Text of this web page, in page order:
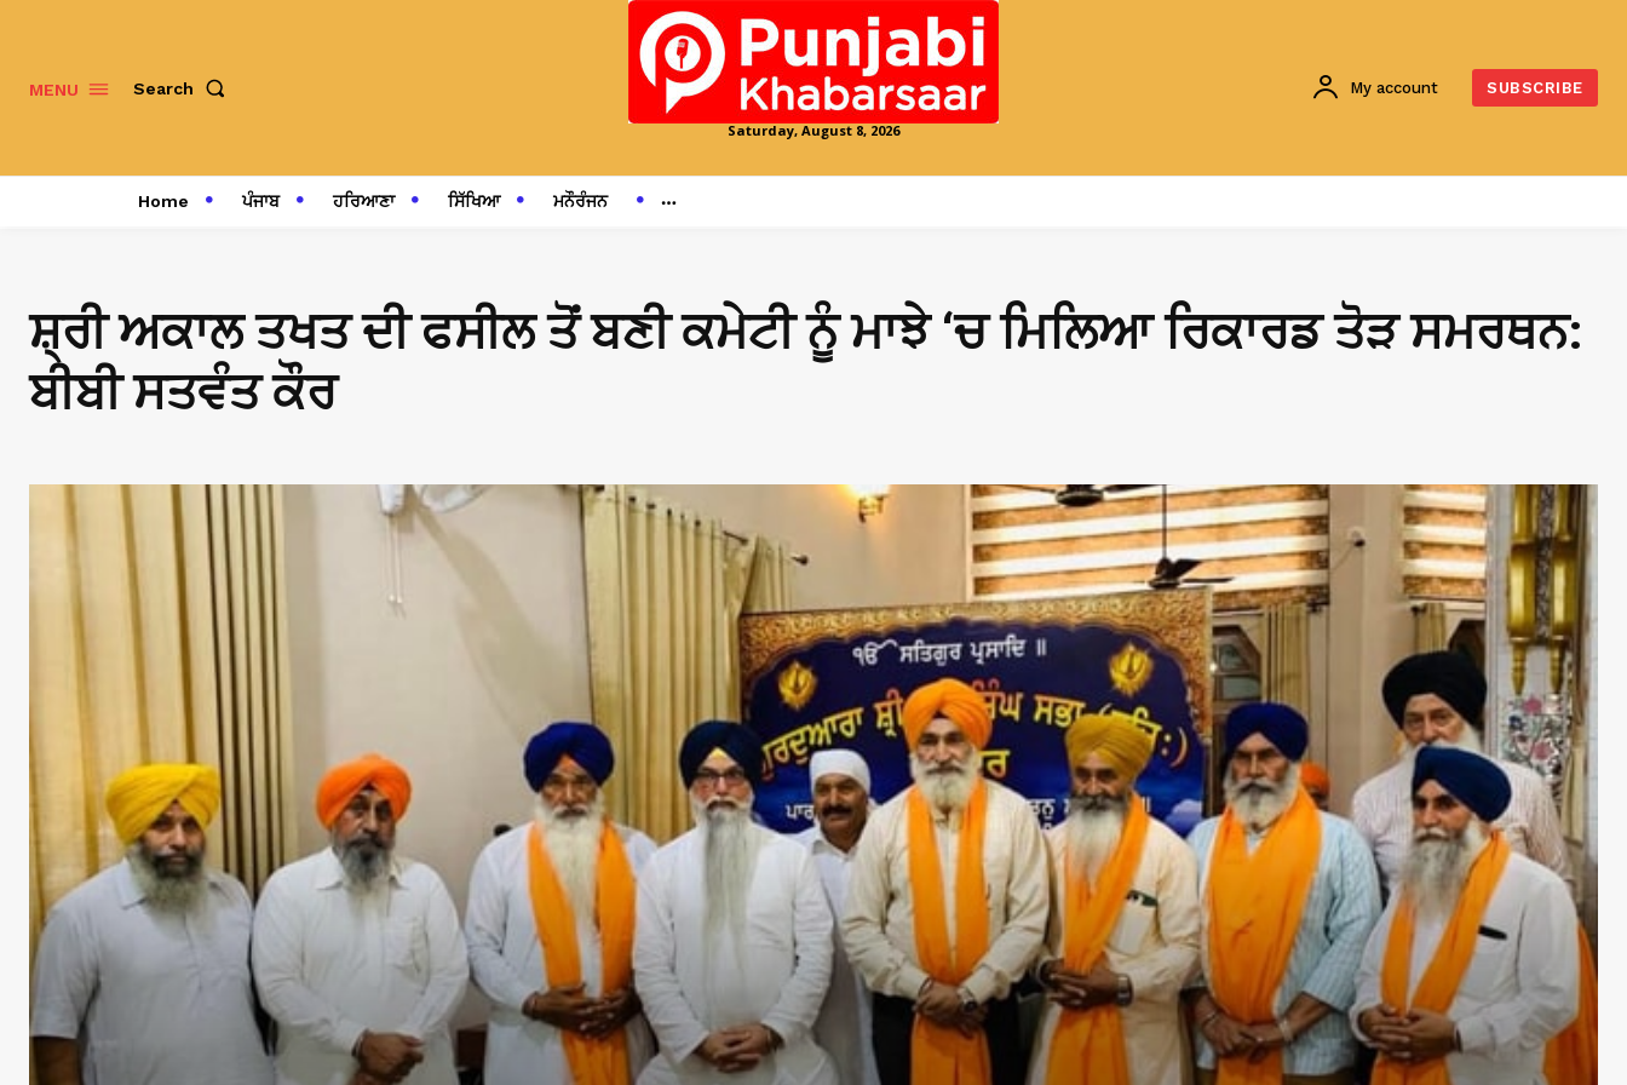
MENU Search
Saturday, August 8, 2026
My account SUBSCRIBE
Home ਪੰਜਾਬ ਹਰਿਆਣਾ ਸਿੱਖਿਆ ਮਨੌਰੰਜਨ
ਸ਼੍ਰੀ ਅਕਾਲ ਤਖਤ ਦੀ ਫਸੀਲ ਤੋਂ ਬਣੀ ਕਮੇਟੀ ਨੂੰ ਮਾਝੇ ‘ਚ ਮਿਲਿਆ ਰਿਕਾਰਡ ਤੋੜ ਸਮਰਥਨ:
ਬੀਬੀ ਸਤਵੰਤ ਕੌਰ